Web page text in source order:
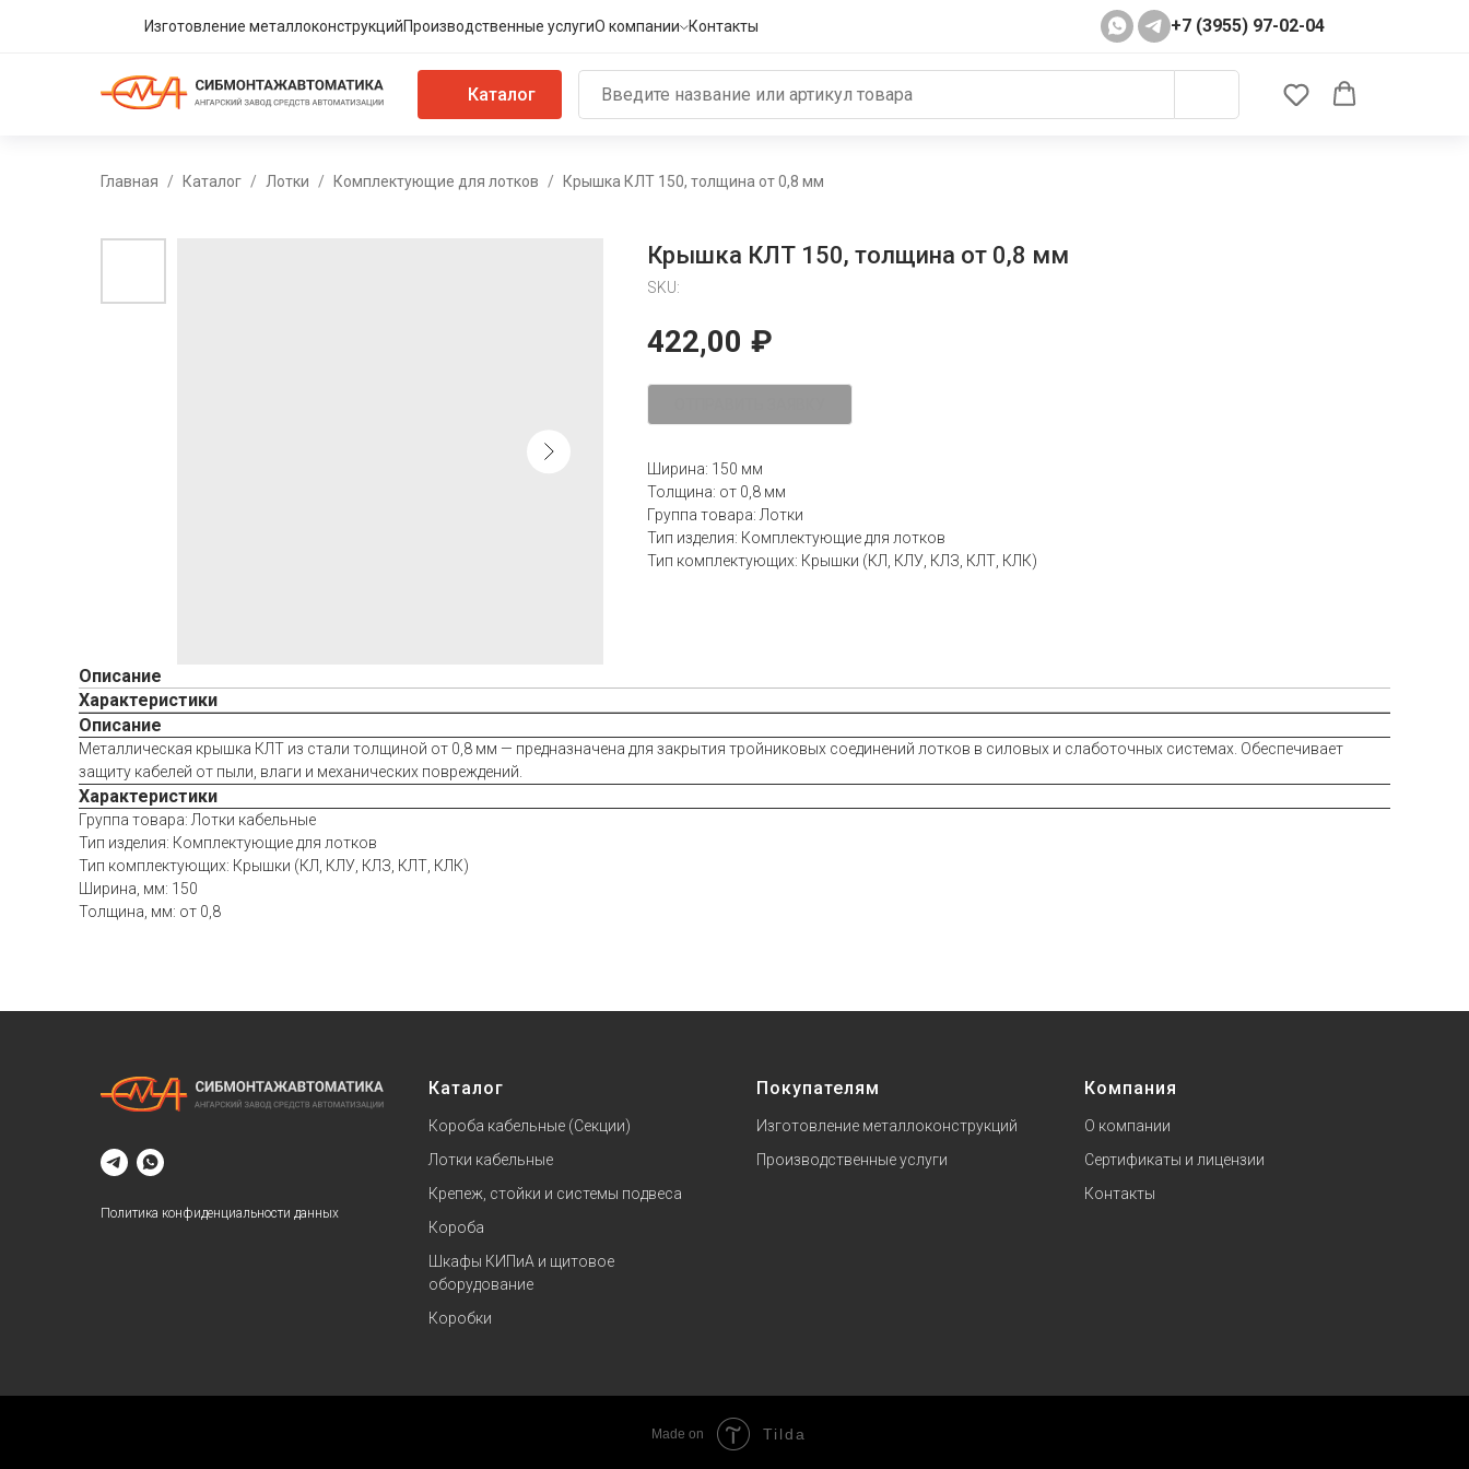
Изготовление металлоконструкцийПроизводственные услугиО компании Контакты +7 (3955) 97-02-04
Каталог
Главная Каталог Лотки Комплектующие для лотков Крышка КЛТ 150, толщина от 0,8 мм
Крышка КЛТ 150, толщина от 0,8 мм
SKU:
422,00 ₽
Ширина: 150 мм
Толщина: от 0,8 мм
Группа товара: Лотки
Тип изделия: Комплектующие для лотков
Тип комплектующих: Крышки (КЛ, КЛУ, КЛЗ, КЛТ, КЛК)
Описание
Характеристики
Описание
Металлическая крышка КЛТ из стали толщиной от 0,8 мм — предназначена для закрытия тройниковых соединений лотков в силовых и слаботочных системах. Обеспечивает
защиту кабелей от пыли, влаги и механических повреждений.
Характеристики
Группа товара: Лотки кабельные
Тип изделия: Комплектующие для лотков
Тип комплектующих: Крышки (КЛ, КЛУ, КЛЗ, КЛТ, КЛК)
Ширина, мм: 150
Толщина, мм: от 0,8
Политика конфиденциальности данных
Каталог
Короба кабельные (Секции)
Лотки кабельные
Крепеж, стойки и системы подвеса
Короба
Шкафы КИПиА и щитовое
оборудование
Коробки
Покупателям
Изготовление металлоконструкций
Производственные услуги
Компания
О компании
Сертификаты и лицензии
Контакты
Made on Tilda